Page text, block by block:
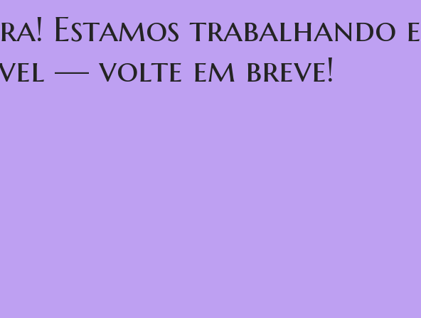
Estamos trabalhando
— volte em breve!